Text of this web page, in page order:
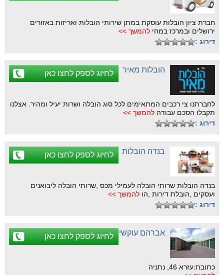
חברת ציון הובלות עוסקת במתן שירותי הובלות ואריזות באזורים
ירושלים ובמרכז במחי להמשך >>
דירוג :
הובלות מאיר לחיוג לספק לחצו כאן
לחברתנו צי רכבים המתאימים לכל סוג הובלה ושרות יעיל ומהיר. אצלנו
תקבלו הסכם עבודה להמשך >>
דירוג :
בנדה הובלות לחיוג לספק לחצו כאן
בנדה הובלות שרותי הובלה לעמילי מכס ,שרותי הובלה ליבואנים
ועסקים ,הובלת דירות ,הו להמשך >>
דירוג :
אברהם עוקשי לחיוג לספק לחצו כאן
כתובת:עזרא 46, נתניה